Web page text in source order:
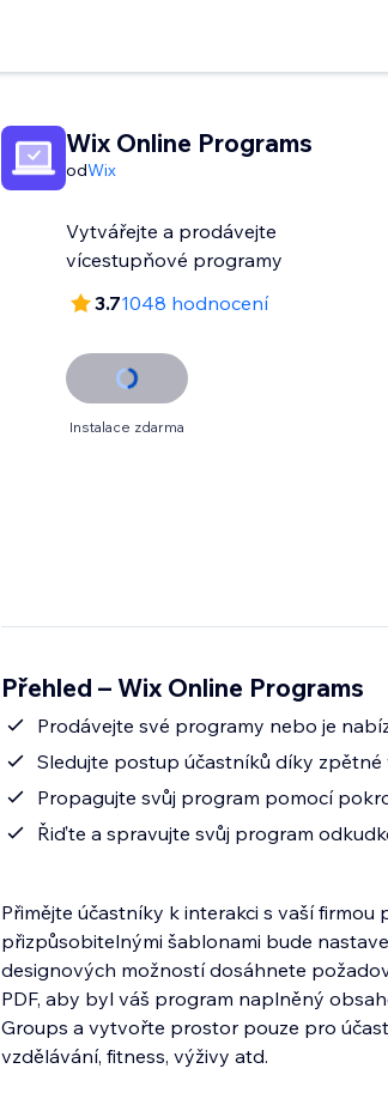
Wix Online Programs
odWix
Vytvářejte a prodávejte
vícestupňové programy
3.71048 hodnocení
Instalace zdarma
Přehled – Wix Online Programs
Prodávejte své programy nebo je
Sledujte postup účastníků díky zpětné
Propagujte svůj program pomocí
Řiďte a spravujte svůj program
Přimějte účastníky k interakci s vaší
přizpůsobitelnými šablonami bude
designových možností dosáhnete
PDF, aby byl váš program naplněný
Groups a vytvořte prostor pouze pro
vzdělávání, fitness, výživy atd.